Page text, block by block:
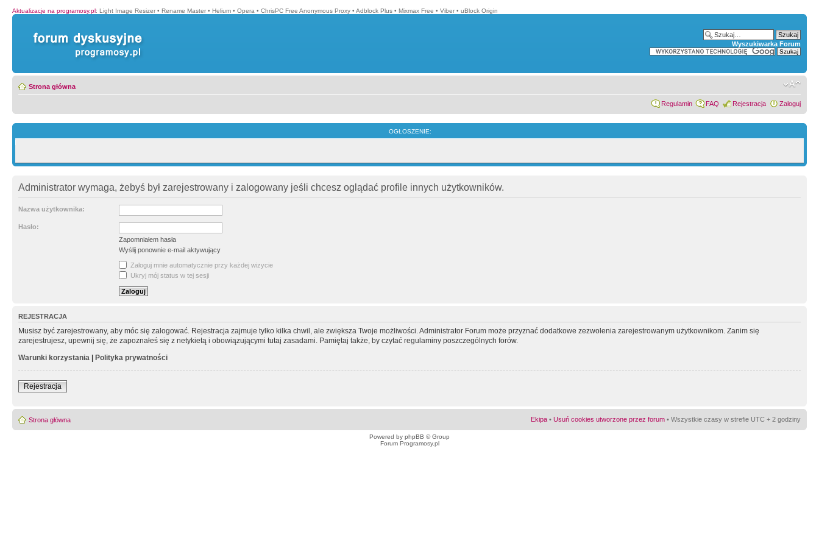
Aktualizacje na programosy.pl: Light Image Resizer • Rename Master • Helium • Opera • ChrisPC Free Anonymous Proxy • Adblock Plus • Mixmax Free • Viber • uBlock Origin
Wyszukiwarka Forum
Strona główna
Regulamin FAQ Rejestracja Zaloguj
OGŁOSZENIE:
Administrator wymaga, żebyś był zarejestrowany i zalogowany jeśli chcesz oglądać profile innych użytkowników.
Nazwa użytkownika:
Hasło:
Zapomniałem hasła
Wyślij ponownie e-mail aktywujący
Zaloguj mnie automatycznie przy każdej wizycie
Ukryj mój status w tej sesji
REJESTRACJA
Musisz być zarejestrowany, aby móc się zalogować. Rejestracja zajmuje tylko kilka chwil, ale zwiększa Twoje możliwości. Administrator Forum może przyznać dodatkowe zezwolenia zarejestrowanym użytkownikom. Zanim się
zarejestrujesz, upewnij się, że zapoznałeś się z netykietą i obowiązującymi tutaj zasadami. Pamiętaj także, by czytać regulaminy poszczególnych forów.
Warunki korzystania | Polityka prywatności
Rejestracja
Strona główna Ekipa • Usuń cookies utworzone przez forum • Wszystkie czasy w strefie UTC + 2 godziny
Powered by phpBB © Group
Forum Programosy.pl